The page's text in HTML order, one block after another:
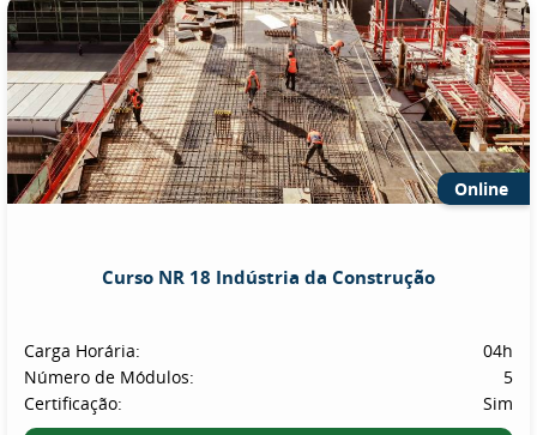
Online
Curso NR 18 Indústria da Construção
Carga Horária:
04h
Número de Módulos:
5
Certificação:
Sim